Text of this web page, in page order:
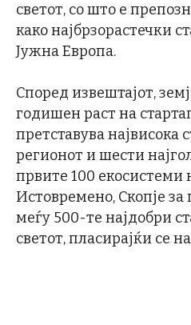
светот, со што е
како најбрзорастечки
Јужна Европа.
Според извештајот,
годишен раст на
претставува највисока
регионот и шести
првите 100 екосистеми
Истовремено, Скопје за
меѓу 500-те најдобри
светот, пласирајќи се